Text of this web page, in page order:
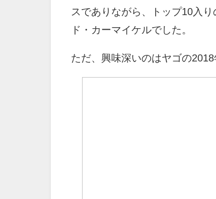
スでありながら、トップ10入
ド・カーマイケルでした。
ただ、興味深いのはヤゴの2018